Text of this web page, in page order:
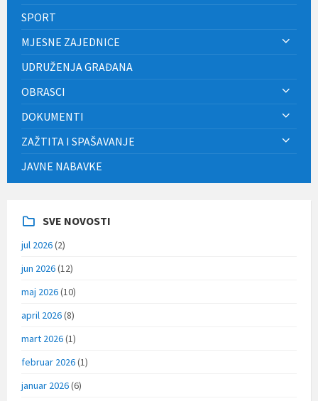
SPORT
MJESNE ZAJEDNICE
UDRUŽENJA GRAĐANA
OBRASCI
DOKUMENTI
ZAŽTITA I SPAŠAVANJE
JAVNE NABAVKE
SVE NOVOSTI
jul 2026(2)
jun 2026(12)
maj 2026(10)
april 2026(8)
mart 2026(1)
februar 2026(1)
januar 2026(6)